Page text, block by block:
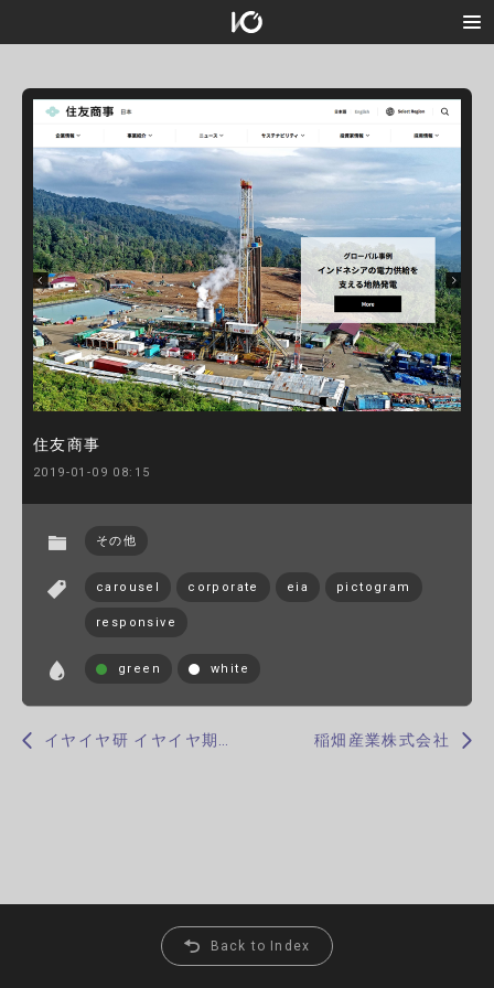
住友商事
2019-01-09 08:15
その他
carousel corporate eia pictogram
responsive
green white
イヤイヤ研 イヤイヤ期に、ウフフとアハハを。 稲畑産業株式会社
Back to Index